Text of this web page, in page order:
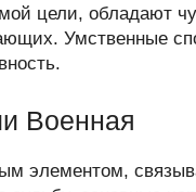
цели, обладают
Умственные
Военная
элементом,